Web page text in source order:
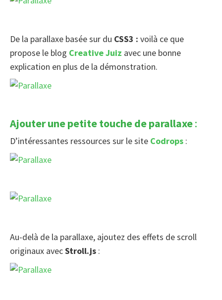
De la parallaxe basée sur du CSS3 : voilà ce que
propose le blog Creative Juiz avec une bonne
explication en plus de la démonstration.
Ajouter une petite touche de parallaxe:
D’intéressantes ressources sur le site Codrops :
Au-delà de la parallaxe, ajoutez des effets de scroll
originaux avecStroll.js :